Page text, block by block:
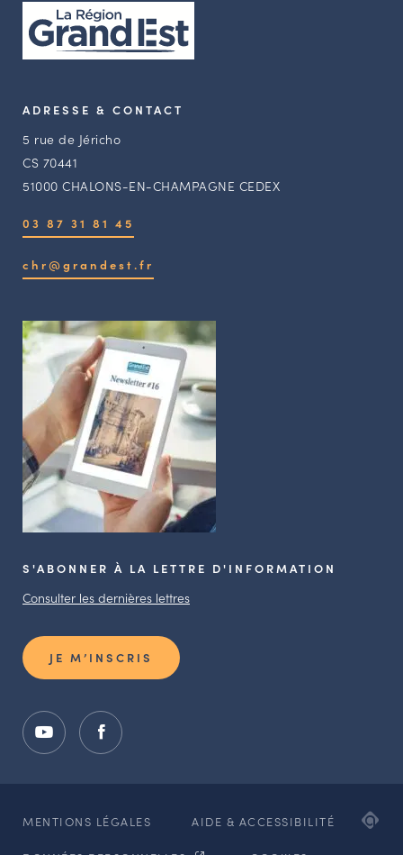
ADRESSE & CONTACT
5 rue de Jéricho
CS 70441
51000 CHALONS-EN-CHAMPAGNE CEDEX
03 87 31 81 45
chr@grandest.fr
S'ABONNER À LA LETTRE D'INFORMATION
Consulter les dernières lettres
JE M’INSCRIS
MENTIONS LÉGALES AIDE & ACCESSIBILITÉ